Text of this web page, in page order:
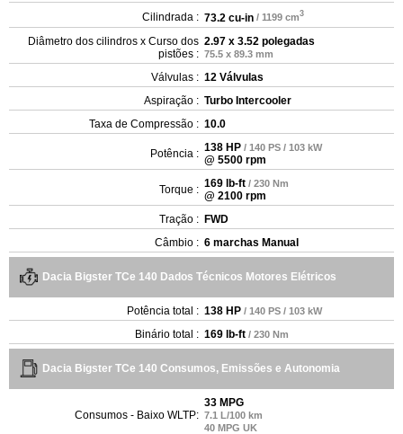
Cilindrada : 73.2 cu-in / 1199 cm3
Diâmetro dos cilindros x Curso dos
pistões :
2.97 x 3.52 polegadas
75.5 x 89.3 mm
Válvulas : 12 Válvulas
Aspiração : Turbo Intercooler
Taxa de Compressão : 10.0
Potência : 138 HP / 140 PS / 103 kW
@ 5500 rpm
Torque : 169 lb-ft / 230 Nm
@ 2100 rpm
Tração : FWD
Câmbio : 6 marchas Manual
Dacia Bigster TCe 140 Dados Técnicos Motores Elétricos
Potência total : 138 HP / 140 PS / 103 kW
Binário total : 169 lb-ft / 230 Nm
Dacia Bigster TCe 140 Consumos, Emissões e Autonomia
Consumos - Baixo WLTP:
33 MPG
7.1 L/100 km
40 MPG UK